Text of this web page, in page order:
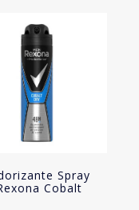
Spray
Cobalt